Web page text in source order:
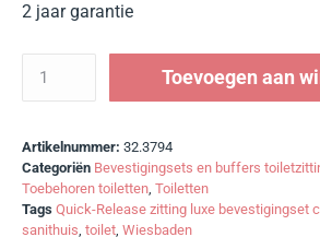
2 jaar garantie
Toevoegen aan
Artikelnummer: 32.3794
Categoriën Bevestigingsets en buffers
Toebehoren toiletten, Toiletten
Tags Quick-Release zitting luxe bevestigingset
sanithuis, toilet, Wiesbaden